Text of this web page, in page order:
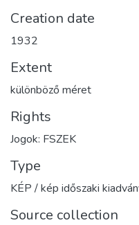
Creation date
1932
Extent
különböző méret
Rights
Jogok: FSZEK
Type
KÉP / kép időszaki
Source collection